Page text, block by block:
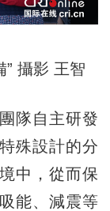
攝影 王智
隊自主研發
殊設計的分
中，從而保
能、減震等